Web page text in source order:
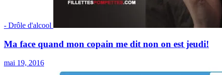
- Drôle d'alcool
Ma face quand mon copain me dit non on est jeudi!
mai 19, 2016